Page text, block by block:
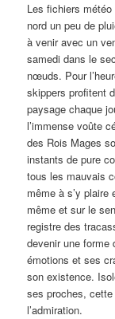
Les fichiers
nord un peu de
à venir avec un
samedi dans le
nœuds. Pour
skippers profitent
paysage chaque
l’immense voûte
des Rois Mages
instants de pure
tous les mauvais
même à s’y
même et sur le
registre des
devenir une forme
émotions et ses
son existence.
ses proches,
l’admiration.